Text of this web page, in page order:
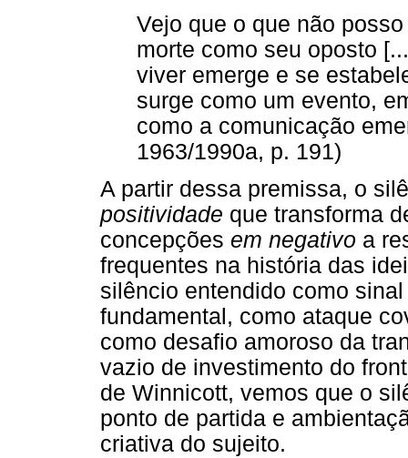
Vejo que o que não
morte como seu oposto
viver emerge e se
surge como um evento,
como a comunicação
1963/1990a, p. 191)
A partir dessa premissa, o
positividade que transforma
concepções em negativo a
frequentes na história das
silêncio entendido como
fundamental, como ataque
como desafio amoroso da
vazio de investimento do
de Winnicott, vemos que o
ponto de partida e
criativa do sujeito.